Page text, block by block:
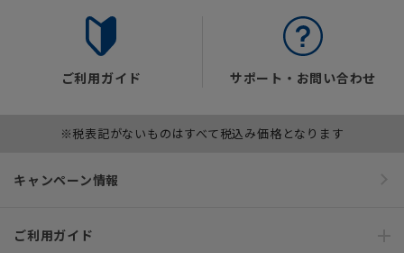
ご利用ガイド サポート・お問い合わせ
※税表記がないものはすべて税込み価格となります
キャンペーン情報
ご利用ガイド